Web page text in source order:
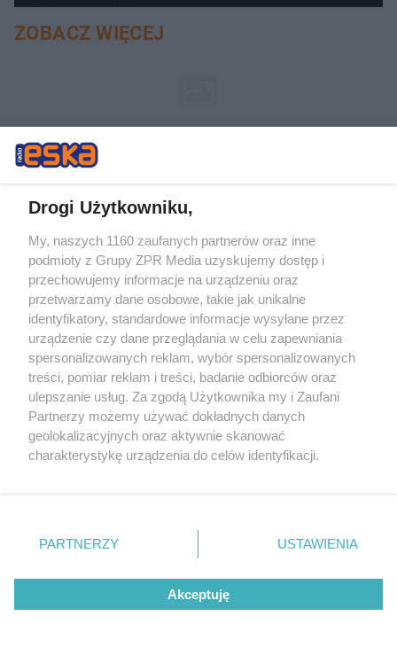
ZOBACZ WIĘCEJ
Żaden utwór zamieszczony w serwisie nie może być powielany i
rozpowszechniany lub dalej rozpowszechniany w jakikolwiek sposób (w
tym także elektroniczny lub mechaniczny) na jakimkolwiek polu
eksploatacji w jakiejkolwiek formie, włącznie z umieszczaniem w
Internecie bez pisemnej zgody właściciela praw. Jakiekolwiek użycie lub
Drogi Użytkowniku,
My, naszych 1160 zaufanych partnerów oraz inne
podmioty z Grupy ZPR Media uzyskujemy dostęp i
przechowujemy informacje na urządzeniu oraz
przetwarzamy dane osobowe, takie jak unikalne
identyfikatory, standardowe informacje wysyłane przez
urządzenie czy dane przeglądania w celu zapewniania
spersonalizowanych reklam, wybór spersonalizowanych
treści, pomiar reklam i treści, badanie odbiorców oraz
ulepszanie usług. Za zgodą Użytkownika my i Zaufani
Partnerzy możemy używać dokładnych danych
geolokalizacyjnych oraz aktywnie skanować
charakterystykę urządzenia do celów identyfikacji.
zmienić/wycofać klikając przycisk ustawień prywatności
znajdujący się w lewym dolnym rogu strony
rodzaje przetwarzania danych nie wymagają zgody
użytkownika, ale masz prawo sprzeciwić się takiemu
przetwarzaniu. Preferencje będą miały zastosowanie tylko
PARTNERZY USTAWIENIA
Akceptuję